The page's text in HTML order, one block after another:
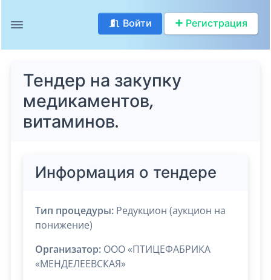
Войти Регистрация
Тендер на закупку
медикаментов,
витаминов.
Информация о тендере
Тип процедуры: Редукцион (аукцион на
понижение)
Организатор: ООО «ПТИЦЕФАБРИКА
«МЕНДЕЛЕЕВСКАЯ»